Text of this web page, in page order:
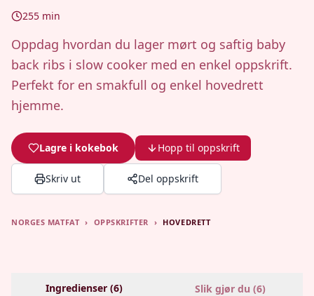
255 min
Oppdag hvordan du lager mørt og saftig baby
back ribs i slow cooker med en enkel oppskrift.
Perfekt for en smakfull og enkel hovedrett
hjemme.
Lagre i kokebok Hopp til oppskrift
Skriv ut Del oppskrift
NORGES MATFAT › OPPSKRIFTER › HOVEDRETT
Ingredienser (6) Slik gjør du (6)